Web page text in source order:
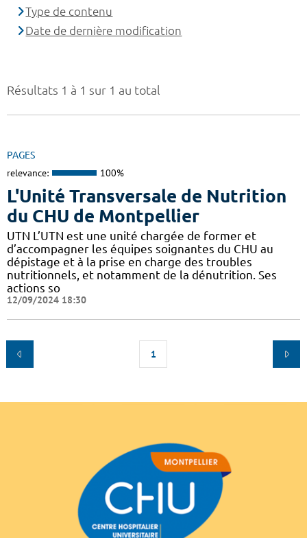
Résultats 1 à 1 sur 1 au total
PAGES
relevance: 100%
L'Unité Transversale de Nutrition
du CHU de Montpellier
UTN L’UTN est une unité chargée de former et
d’accompagner les équipes soignantes du CHU au
dépistage et à la prise en charge des troubles
nutritionnels, et notamment de la dénutrition. Ses
actions so
12/09/2024 18:30
1
Type de contenu
Date de dernière modification